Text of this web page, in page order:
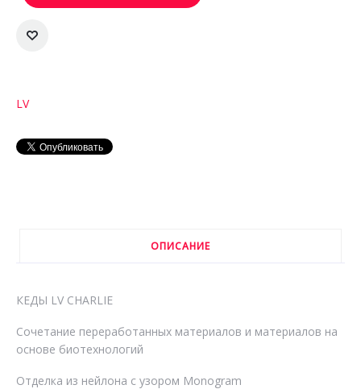
LV
ОПИСАНИЕ
КЕДЫ LV CHARLIE
Сочетание переработанных материалов и материалов на
основе биотехнологий
Отделка из нейлона с узором Monogram